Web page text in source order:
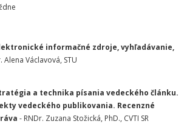
informačné zdroje, vyhľadávanie,
Alena Václavová, STU
a technika písania vedeckého článku.
vedeckého publikovania. Recenzné
- RNDr. Zuzana Stožická, PhD., CVTI SR